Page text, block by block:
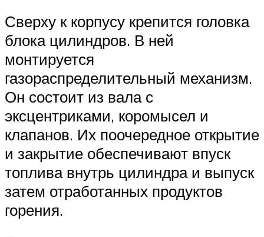
Сверху к корпусу крепится головка
блока цилиндров. В ней
монтируется
газораспределительный механизм.
Он состоит из вала с
эксцентриками, коромысел и
клапанов. Их поочередное открытие
и закрытие обеспечивают впуск
топлива внутрь цилиндра и выпуск
затем отработанных продуктов
горения.